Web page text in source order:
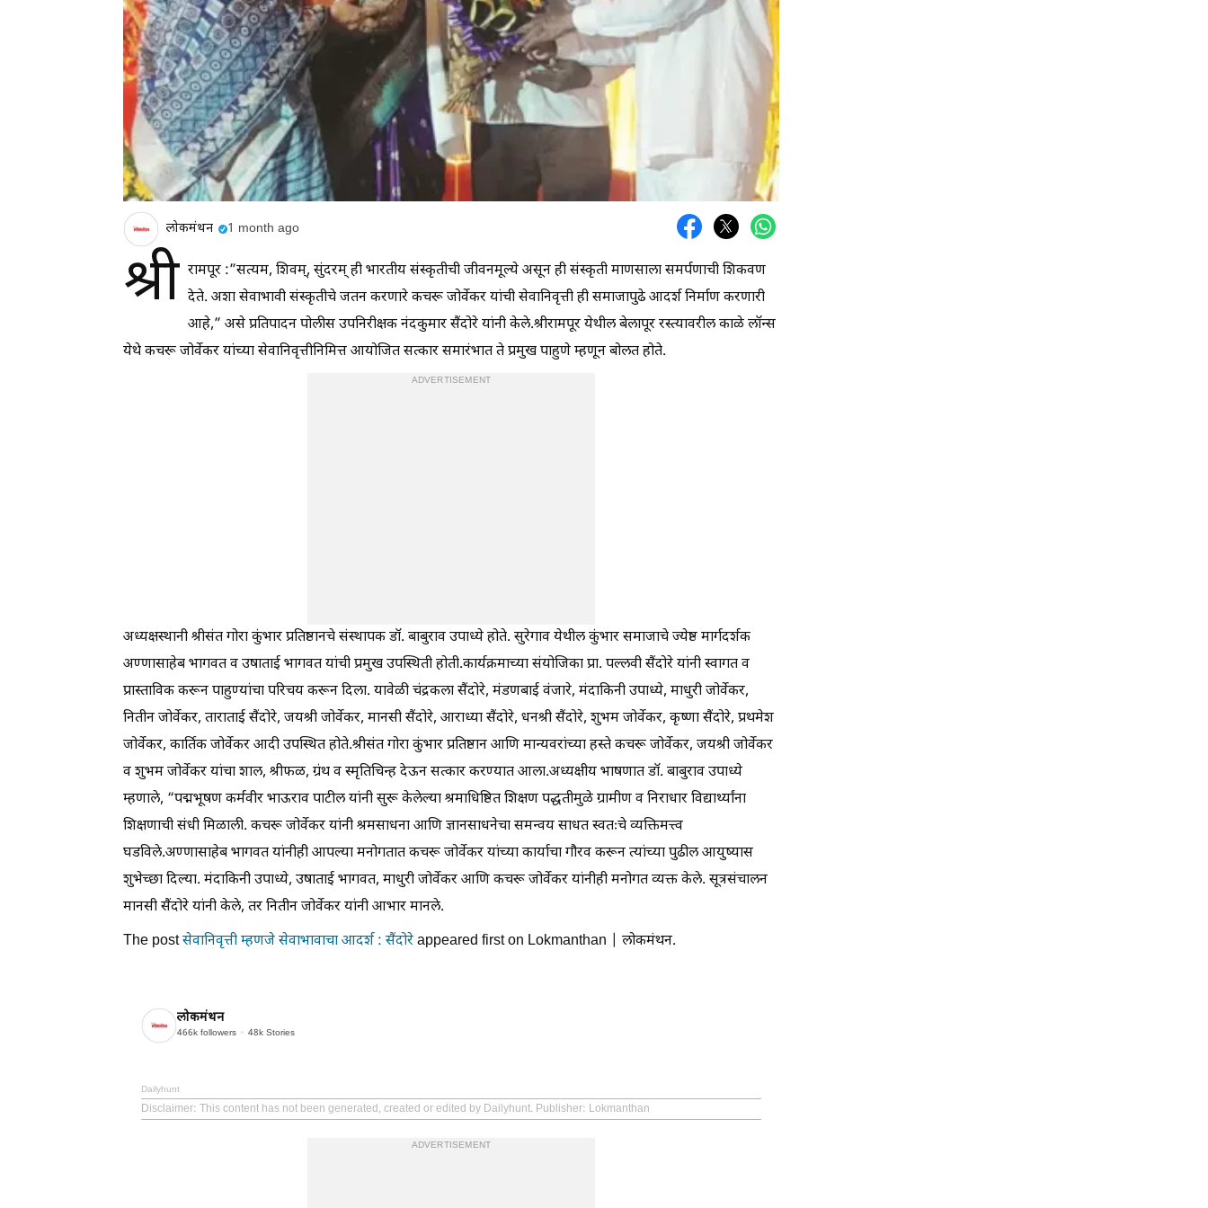
लोकमंथन 1 month ago
श्री रामपूर :”सत्यम, शिवम्, सुंदरम् ही भारतीय संस्कृतीची जीवनमूल्ये असून ही संस्कृती माणसाला समर्पणाची शिकवण
देते. अशा सेवाभावी संस्कृतीचे जतन करणारे कचरू जोर्वेकर यांची सेवानिवृत्ती ही समाजापुढे आदर्श निर्माण करणारी
आहे,” असे प्रतिपादन पोलीस उपनिरीक्षक नंदकुमार सैंदोरे यांनी केले.श्रीरामपूर येथील बेलापूर रस्त्यावरील काळे लॉन्स
येथे कचरू जोर्वेकर यांच्या सेवानिवृत्तीनिमित्त आयोजित सत्कार समारंभात ते प्रमुख पाहुणे म्हणून बोलत होते.
ADVERTISEMENT
अध्यक्षस्थानी श्रीसंत गोरा कुंभार प्रतिष्ठानचे संस्थापक डॉ. बाबुराव उपाध्ये होते. सुरेगाव येथील कुंभार समाजाचे ज्येष्ठ मार्गदर्शक
अण्णासाहेब भागवत व उषाताई भागवत यांची प्रमुख उपस्थिती होती.कार्यक्रमाच्या संयोजिका प्रा. पल्लवी सैंदोरे यांनी स्वागत व
प्रास्ताविक करून पाहुण्यांचा परिचय करून दिला. यावेळी चंद्रकला सैंदोरे, मंडणबाई वंजारे, मंदाकिनी उपाध्ये, माधुरी जोर्वेकर,
नितीन जोर्वेकर, ताराताई सैंदोरे, जयश्री जोर्वेकर, मानसी सैंदोरे, आराध्या सैंदोरे, धनश्री सैंदोरे, शुभम जोर्वेकर, कृष्णा सैंदोरे, प्रथमेश
जोर्वेकर, कार्तिक जोर्वेकर आदी उपस्थित होते.श्रीसंत गोरा कुंभार प्रतिष्ठान आणि मान्यवरांच्या हस्ते कचरू जोर्वेकर, जयश्री जोर्वेकर
व शुभम जोर्वेकर यांचा शाल, श्रीफळ, ग्रंथ व स्मृतिचिन्ह देऊन सत्कार करण्यात आला.अध्यक्षीय भाषणात डॉ. बाबुराव उपाध्ये
म्हणाले, “पद्मभूषण कर्मवीर भाऊराव पाटील यांनी सुरू केलेल्या श्रमाधिष्ठित शिक्षण पद्धतीमुळे ग्रामीण व निराधार विद्यार्थ्यांना
शिक्षणाची संधी मिळाली. कचरू जोर्वेकर यांनी श्रमसाधना आणि ज्ञानसाधनेचा समन्वय साधत स्वतःचे व्यक्तिमत्त्व
घडविले.अण्णासाहेब भागवत यांनीही आपल्या मनोगतात कचरू जोर्वेकर यांच्या कार्याचा गौरव करून त्यांच्या पुढील आयुष्यास
शुभेच्छा दिल्या. मंदाकिनी उपाध्ये, उषाताई भागवत, माधुरी जोर्वेकर आणि कचरू जोर्वेकर यांनीही मनोगत व्यक्त केले. सूत्रसंचालन
मानसी सैंदोरे यांनी केले, तर नितीन जोर्वेकर यांनी आभार मानले.
The postसेवानिवृत्ती म्हणजे सेवाभावाचा आदर्श : सैंदोरेappeared first on Lokmanthan | लोकमंथन.
लोकमंथन
466k followers 48k Stories
Dailyhunt
Disclaimer: This content has not been generated, created or edited by Dailyhunt. Publisher: Lokmanthan
ADVERTISEMENT